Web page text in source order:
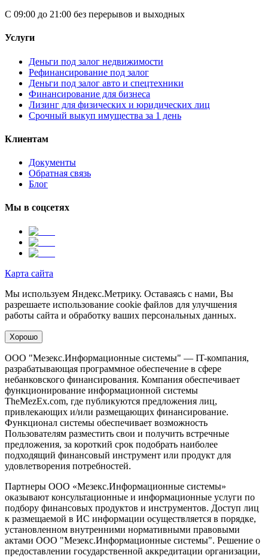
С 09:00 до 21:00 без перерывов и выходных
Услуги
Деньги под залог недвижимости
Рефинансирование под залог
Деньги под залог авто и спецтехники
Финансирование для бизнеса
Лизинг для физических и юридических лиц
Срочный выкуп имущества за 1 день
Клиентам
Документы
Обратная связь
Блог
Мы в соцсетях
Карта сайта
Мы используем Яндекс.Метрику. Оставаясь с нами, Вы
разрешаете использование cookie файлов для улучшения
работы сайта и обработку ваших персональных данных.
Хорошо
ООО "Мезекс.Информационные системы" — IT-компания,
разрабатывающая программное обеспечение в сфере
небанковского финансирования. Компания обеспечивает
функционирование информационной системы
TheMezEx.com, где публикуются предложения лиц,
привлекающих и/или размещающих финансирование.
Функционал системы обеспечивает возможность
Пользователям разместить свои и получить встречные
предложения, за короткий срок подобрать наиболее
подходящий финансовый инструмент или продукт для
удовлетворения потребностей.
Партнеры ООО «Мезекс.Информационные системы»
оказывают консультационные и информационные услуги по
подбору финансовых продуктов и инструментов. Доступ лиц
к размещаемой в ИС информации осуществляется в порядке,
установленном внутренними нормативными правовыми
актами ООО "Мезекс.Информационные системы". Решение о
предоставлении государственной аккредитации организации,